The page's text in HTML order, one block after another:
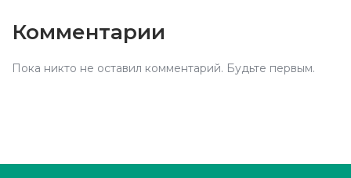
Комментарии
Пока никто не оставил комментарий. Будьте первым.